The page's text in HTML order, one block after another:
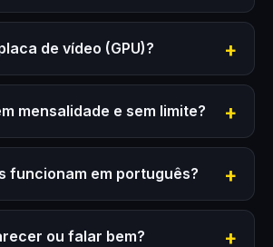
de vídeo (GPU)?
mensalidade e sem limite?
funcionam em português?
ou falar bem?